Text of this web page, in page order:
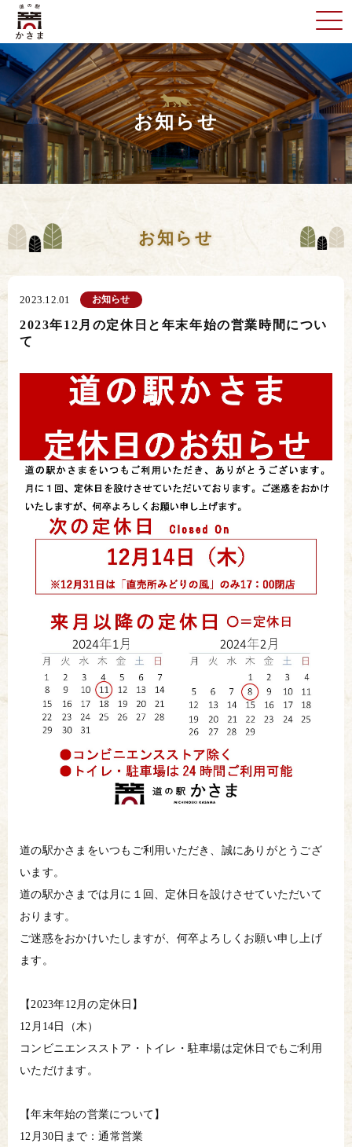
お知らせ
お知らせ
2023.12.01 お知らせ
2023年12月の定休日と年末年始の営業時間につい
て
道の駅かさまをいつもご利用いただき、誠にありがとうござ
います。
道の駅かさまでは月に１回、定休日を設けさせていただいて
おります。
ご迷惑をおかけいたしますが、何卒よろしくお願い申し上げ
ます。
【2023年12月の定休日】
12月14日（木）
コンビニエンスストア・トイレ・駐車場は定休日でもご利用
いただけます。
【年末年始の営業について】
12月30日まで：通常営業